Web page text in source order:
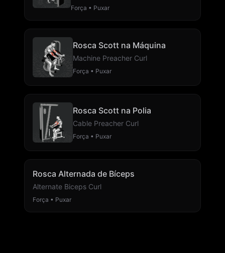
Força • Puxar
Rosca Scott na Máquina
Machine Preacher Curl
Força • Puxar
Rosca Scott na Polia
Cable Preacher Curl
Força • Puxar
Rosca Alternada de Bíceps
Alternate Biceps Curl
Força • Puxar